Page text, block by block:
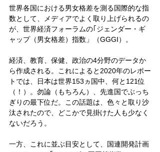
世界各国における男女格差を測る国際的な指
数として、メディアでよく取り上げられるの
が、世界経済フォーラムの｢ジェンダー・ギ
ャップ（男女格差）指数」（GGGI）。
経済、教育、保健、政治の4分野のデータか
ら作成される。これによると2020年のレポー
トでは、日本は世界153ヵ国中、何と121位
（！）。勿論（もちろん）、先進国でぶっち
ぎりの最下位だ。この話題は、色々と取り沙
汰されたので、どこかで見掛けた人も少なく
ないだろう。
一方、これに並ぶ目安として、国連開発計画